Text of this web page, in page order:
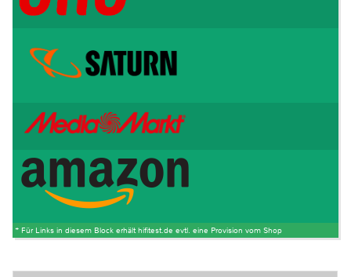
* Für Links in diesem Block erhält hifitest.de evtl. eine Provision vom Shop